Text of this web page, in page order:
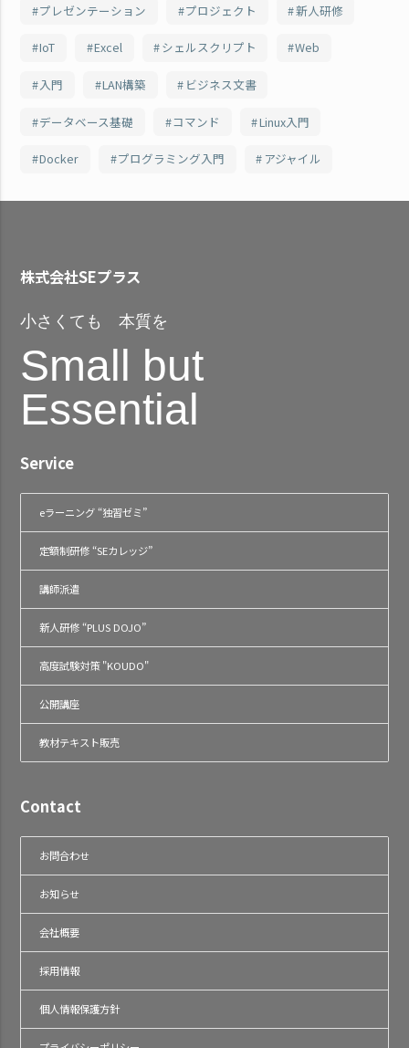
プレゼンテーション プロジェクト 新人研修
IoT Excel シェルスクリプト Web
入門 LAN構築 ビジネス文書
データベース基礎 コマンド Linux入門
Docker プログラミング入門 アジャイル
株式会社SEプラス
小さくても 本質を
Small but
Essential
Service
eラーニング “独習ゼミ”
定額制研修 “SEカレッジ”
講師派遣
新人研修 “PLUS DOJO”
高度試験対策 "KOUDO"
公開講座
教材テキスト販売
Contact
お問合わせ
お知らせ
会社概要
採用情報
個人情報保護方針